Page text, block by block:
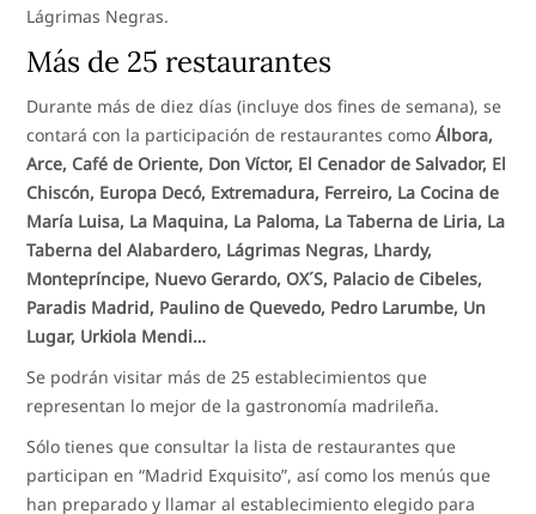
Lágrimas Negras.
Más de 25 restaurantes
Durante más de diez días (incluye dos fines de semana), se
contará con la participación de restaurantes comoÁlbora,
Arce, Café de Oriente, Don Víctor, El Cenador de Salvador, El
Chiscón, Europa Decó, Extremadura, Ferreiro, La Cocina de
María Luisa, La Maquina, La Paloma, La Taberna de Liria, La
Taberna del Alabardero, Lágrimas Negras, Lhardy,
Montepríncipe, Nuevo Gerardo, OX´S, Palacio de Cibeles,
Paradis Madrid, Paulino de Quevedo, Pedro Larumbe, Un
Lugar, Urkiola Mendi…
Se podrán visitar más de 25 establecimientos que
representan lo mejor de la gastronomía madrileña.
Sólo tienes que consultar la lista de restaurantes que
participan en “Madrid Exquisito”, así como los menús que
han preparado y llamar al establecimiento elegido para